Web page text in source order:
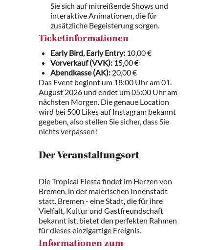
Sie sich auf mitreißende Shows und
interaktive Animationen, die für
zusätzliche Begeisterung sorgen.
Ticketinformationen
Early Bird, Early Entry: 10,00 €
Vorverkauf (VVK): 15,00 €
Abendkasse (AK): 20,00 €
Das Event beginnt um 18:00 Uhr am 01.
August 2026 und endet um 05:00 Uhr am
nächsten Morgen. Die genaue Location
wird bei 500 Likes auf Instagram bekannt
gegeben, also stellen Sie sicher, dass Sie
nichts verpassen!
Der Veranstaltungsort
Die Tropical Fiesta findet im Herzen von
Bremen, in der malerischen Innenstadt
statt. Bremen - eine Stadt, die für ihre
Vielfalt, Kultur und Gastfreundschaft
bekannt ist, bietet den perfekten Rahmen
für dieses einzigartige Ereignis.
Informationen zum